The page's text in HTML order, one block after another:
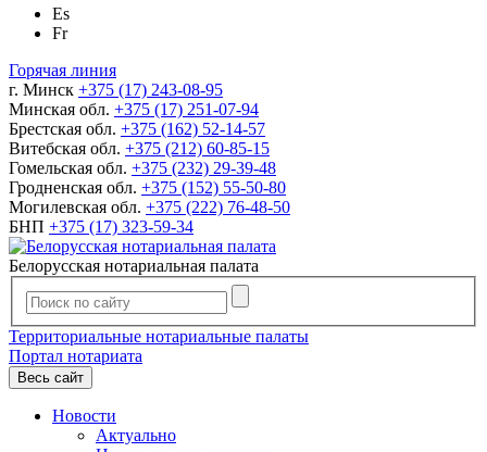
Es
Fr
Горячая линия
г. Минск +375 (17) 243-08-95
Минская обл. +375 (17) 251-07-94
Брестская обл. +375 (162) 52-14-57
Витебская обл. +375 (212) 60-85-15
Гомельская обл. +375 (232) 29-39-48
Гродненская обл. +375 (152) 55-50-80
Могилевская обл. +375 (222) 76-48-50
БНП +375 (17) 323-59-34
Белорусская нотариальная палата
Территориальные нотариальные палаты
Портал нотариата
Весь сайт
Новости
Актуально